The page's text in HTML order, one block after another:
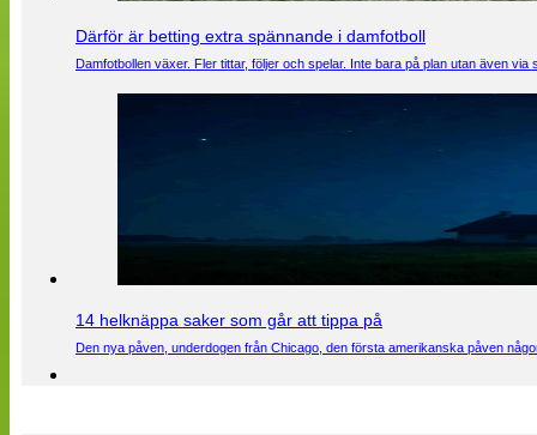
Därför är betting extra spännande i damfotboll
Damfotbollen växer. Fler tittar, följer och spelar. Inte bara på plan utan även
14 helknäppa saker som går att tippa på
Den nya påven, underdogen från Chicago, den första amerikanska påven